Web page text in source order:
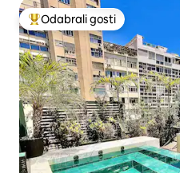
Među najviše rangiranima s
Odabrali gosti